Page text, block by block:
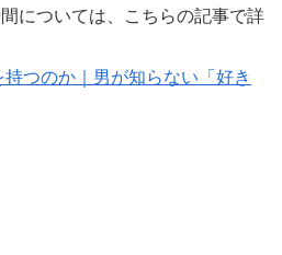
については、こちらの記事で詳
つのか｜男が知らない「好き